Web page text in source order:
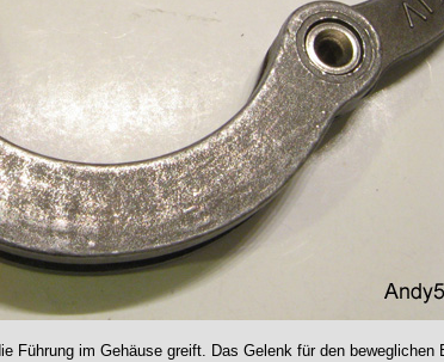
Führung im Gehäuse greift. Das Gelenk für den